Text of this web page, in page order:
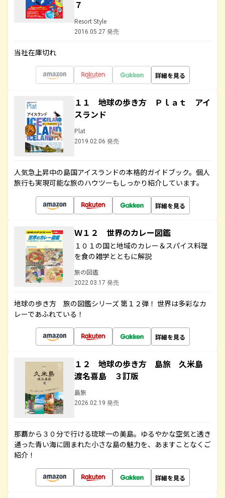
７
Resort Style
2016.05.27 発売
当社在庫切れ
詳細を見る
１１ 地球の歩き方 Ｐｌａｔ アイ
スランド
Plat
2019.02.06 発売
人気急上昇中の島国アイスランドの本格的ガイドブック。個人
旅行も実現可能な旅のハウツーもしっかり紹介しています。
詳細を見る
Ｗ１２ 世界のカレー図鑑
１０１の国と地域のカレー＆スパイス料理
を食の雑学とともに解説
旅の図鑑
2022.03.17 発売
地球の歩き方 旅の図鑑シリーズ 第１２弾！ 世界は多彩なカ
レーであふれている！
詳細を見る
１２ 地球の歩き方 島旅 久米島
渡名喜島 ３訂版
島旅
2026.02.19 発売
那覇から３０分で行ける琉球一の美島。ゆるやかな空気と透き
通った青い海に囲まれた小さな島の魅力を、あますことなくご
紹介！
詳細を見る